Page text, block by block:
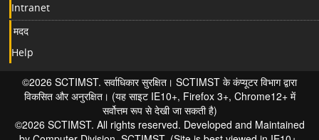
Intranet
मदद
Help
©2026 SCTIMST. सर्वाधिकार सुरक्षित। SCTIMST के कंप्यूटर विभाग द्वारा
विकसित और अनुरक्षित। (यह साइट IE10+, Firefox 3+, Chrome12+ में
सर्वोत्तम रूप से देखी जा सकती है)
©2026 SCTIMST. All rights reserved. Developed and Maintained